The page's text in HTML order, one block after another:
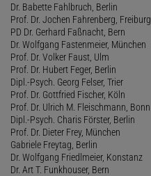
Dr. Babette Fahlbruch, Berlin
Prof. Dr. Jochen Fahrenberg, Freiburg
PD Dr. Gerhard Faßnacht, Bern
Dr. Wolfgang Fastenmeier, München
Prof. Dr. Volker Faust, Ulm
Prof. Dr. Hubert Feger, Berlin
Dipl.-Psych. Georg Felser, Trier
Prof. Dr. Gottfried Fischer, Köln
Prof. Dr. Ulrich M. Fleischmann, Bonn
Dipl.-Psych. Charis Förster, Berlin
Prof. Dr. Dieter Frey, München
Gabriele Freytag, Berlin
Dr. Wolfgang Friedlmeier, Konstanz
Dr. Art T. Funkhouser, Bern